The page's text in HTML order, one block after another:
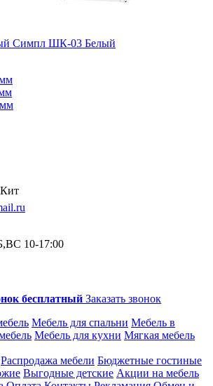
Симпл ШК-03 Белый
10-17:00
бесплатный Заказать звонок
Мебель для спальни Мебель в
Мебель для кухни Мягкая мебель
Распродажа мебели Бюджетные гостиные
Выгодные детские Акции на мебель